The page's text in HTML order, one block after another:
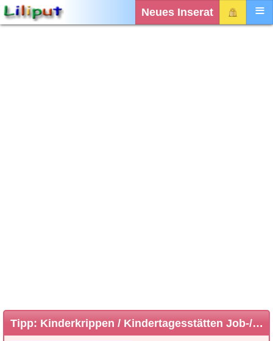
Neues Inserat
Tipp: Kinderkrippen / Kindertagesstätten Job-/Stellenbörse